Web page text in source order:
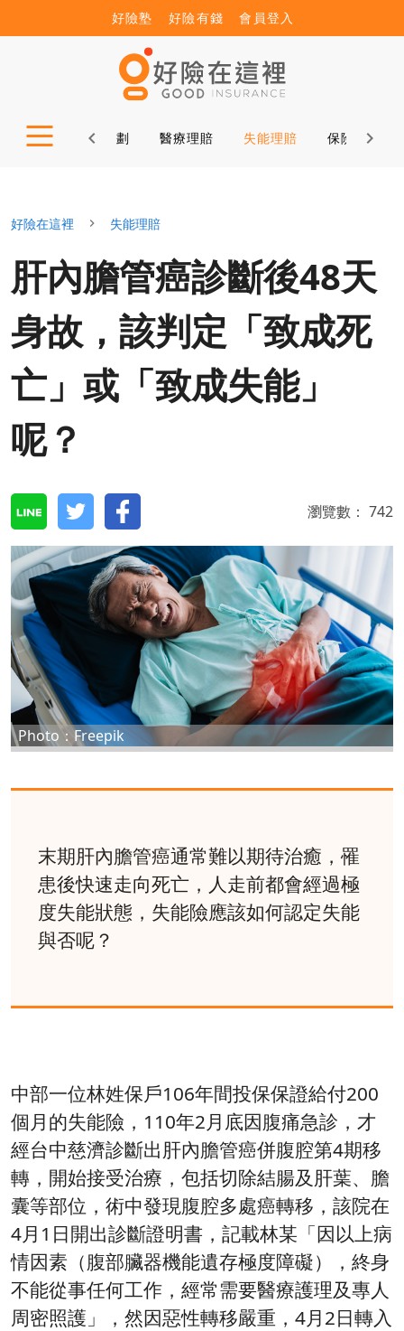
好險塾 好險有錢 會員登入
險新知 保險規劃 醫療理賠 失能理賠 保險小秘書
好險在這裡 失能理賠
肝內膽管癌診斷後48天
身故，該判定「致成死
亡」或「致成失能」
呢？
瀏覽數： 742
Photo：Freepik
末期肝內膽管癌通常難以期待治癒，罹
患後快速走向死亡，人走前都會經過極
度失能狀態，失能險應該如何認定失能
與否呢？
中部一位林姓保戶106年間投保保證給付200
個月的失能險，110年2月底因腹痛急診，才
經台中慈濟診斷出肝內膽管癌併腹腔第4期移
轉，開始接受治療，包括切除結腸及肝葉、膽
囊等部位，術中發現腹腔多處癌轉移，該院在
4月1日開出診斷證明書，記載林某「因以上病
情因素（腹部臟器機能遺存極度障礙），終身
不能從事任何工作，經常需要醫療護理及專人
周密照護」，然因惡性轉移嚴重，4月2日轉入